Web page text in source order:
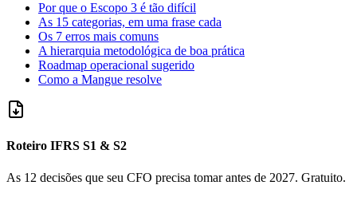
Por que o Escopo 3 é tão difícil
As 15 categorias, em uma frase cada
Os 7 erros mais comuns
A hierarquia metodológica de boa prática
Roadmap operacional sugerido
Como a Mangue resolve
Roteiro IFRS S1 & S2
As 12 decisões que seu CFO precisa tomar antes de 2027. Gratuito.